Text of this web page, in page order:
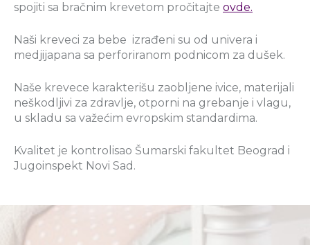
spojiti sa bračnim krevetom pročitajte ovde.
Naši kreveci za bebe izrađeni su od univera i
medjijapana sa perforiranom podnicom za dušek.
Naše krevece karakterišu zaobljene ivice, materijali
neškodljivi za zdravlje, otporni na grebanje i vlagu,
u skladu sa važećim evropskim standardima.
Kvalitet je kontrolisao Šumarski fakultet Beograd i
Jugoinspekt Novi Sad.